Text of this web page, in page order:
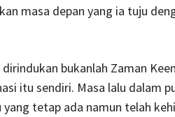
masa depan yang ia tuju
bukanlah Zaman
itu sendiri. Masa lalu dalam
tetap ada namun telah